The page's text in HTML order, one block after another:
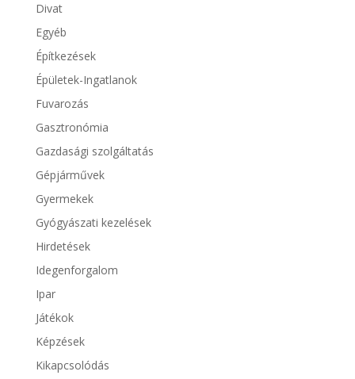
Divat
Egyéb
Építkezések
Épületek-Ingatlanok
Fuvarozás
Gasztronómia
Gazdasági szolgáltatás
Gépjárművek
Gyermekek
Gyógyászati kezelések
Hirdetések
Idegenforgalom
Ipar
Játékok
Képzések
Kikapcsolódás